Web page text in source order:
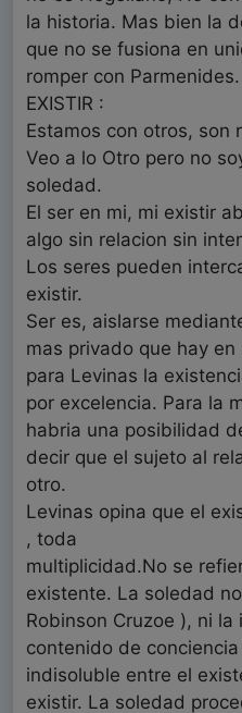
la historia. Mas bien la
que no se fusiona en
romper con Parmenides.
EXISTIR :
Estamos con otros, son
Veo a lo Otro pero no
soledad.
El ser en mi, mi existir
algo sin relacion sin
Los seres pueden
existir.
Ser es, aislarse
mas privado que hay
para Levinas la
por excelencia. Para la
habria una posibilidad
decir que el sujeto al
otro.
Levinas opina que el
, toda
multiplicidad.No se
existente. La soledad
Robinson Cruzoe ), ni
contenido de
indisoluble entre el
existir. La soledad